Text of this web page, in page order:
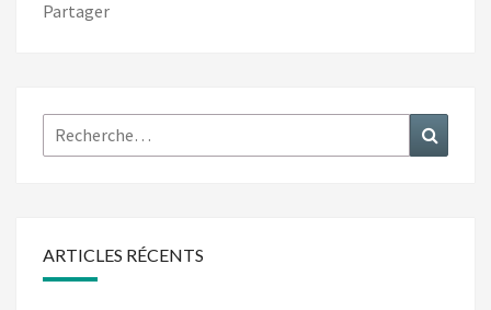
Partager
Rechercher :
ARTICLES RÉCENTS